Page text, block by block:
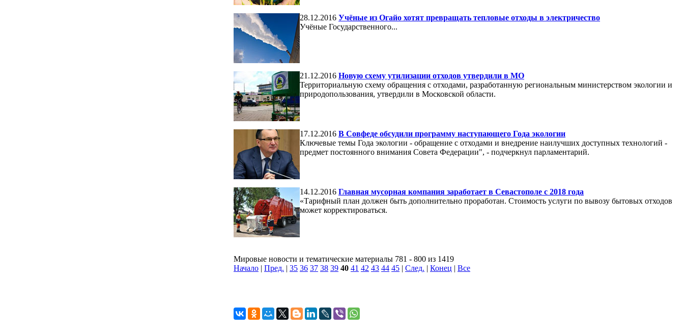
28.12.2016 Учёные из Огайо хотят превращать тепловые отходы в электричество
Учёные Государственного...
21.12.2016 Новую схему утилизации отходов утвердили в МО
Территориальную схему обращения с отходами, разработанную региональным министерством экологии и
природопользования, утвердили в Московской области.
17.12.2016 В Совфеде обсудили программу наступающего Года экологии
Ключевые темы Года экологии - обращение с отходами и внедрение наилучших доступных технологий -
предмет постоянного внимания Совета Федерации", - подчеркнул парламентарий.
14.12.2016 Главная мусорная компания заработает в Севастополе с 2018 года
«Тарифный план должен быть дополнительно проработан. Стоимость услуги по вывозу бытовых отходов
может корректироваться.
Мировые новости и тематические материалы 781 - 800 из 1419
Начало | Пред. | 35 36 37 38 39 40 41 42 43 44 45 | След. | Конец | Все